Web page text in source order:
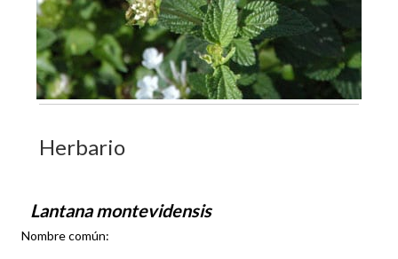
Herbario
Lantana montevidensis
Nombre común: